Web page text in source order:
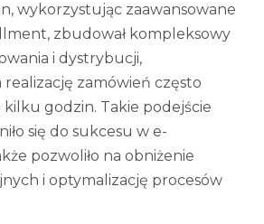
wykorzystując zaawansowane
zbudował kompleksowy
i dystrybucji,
zamówień często
godzin. Takie podejście
się do sukcesu w e-
pozwoliło na obniżenie
i optymalizację procesów